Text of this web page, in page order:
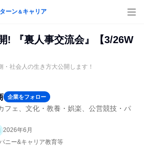
ーン＆キャリア
! 『裏人事交流会』【3/26W
社会人の生き方大公開します！
企業をフォロー
フェ、文化・教養・娯楽、公営競技・パ
2026年6月
ニー&キャリア教育等